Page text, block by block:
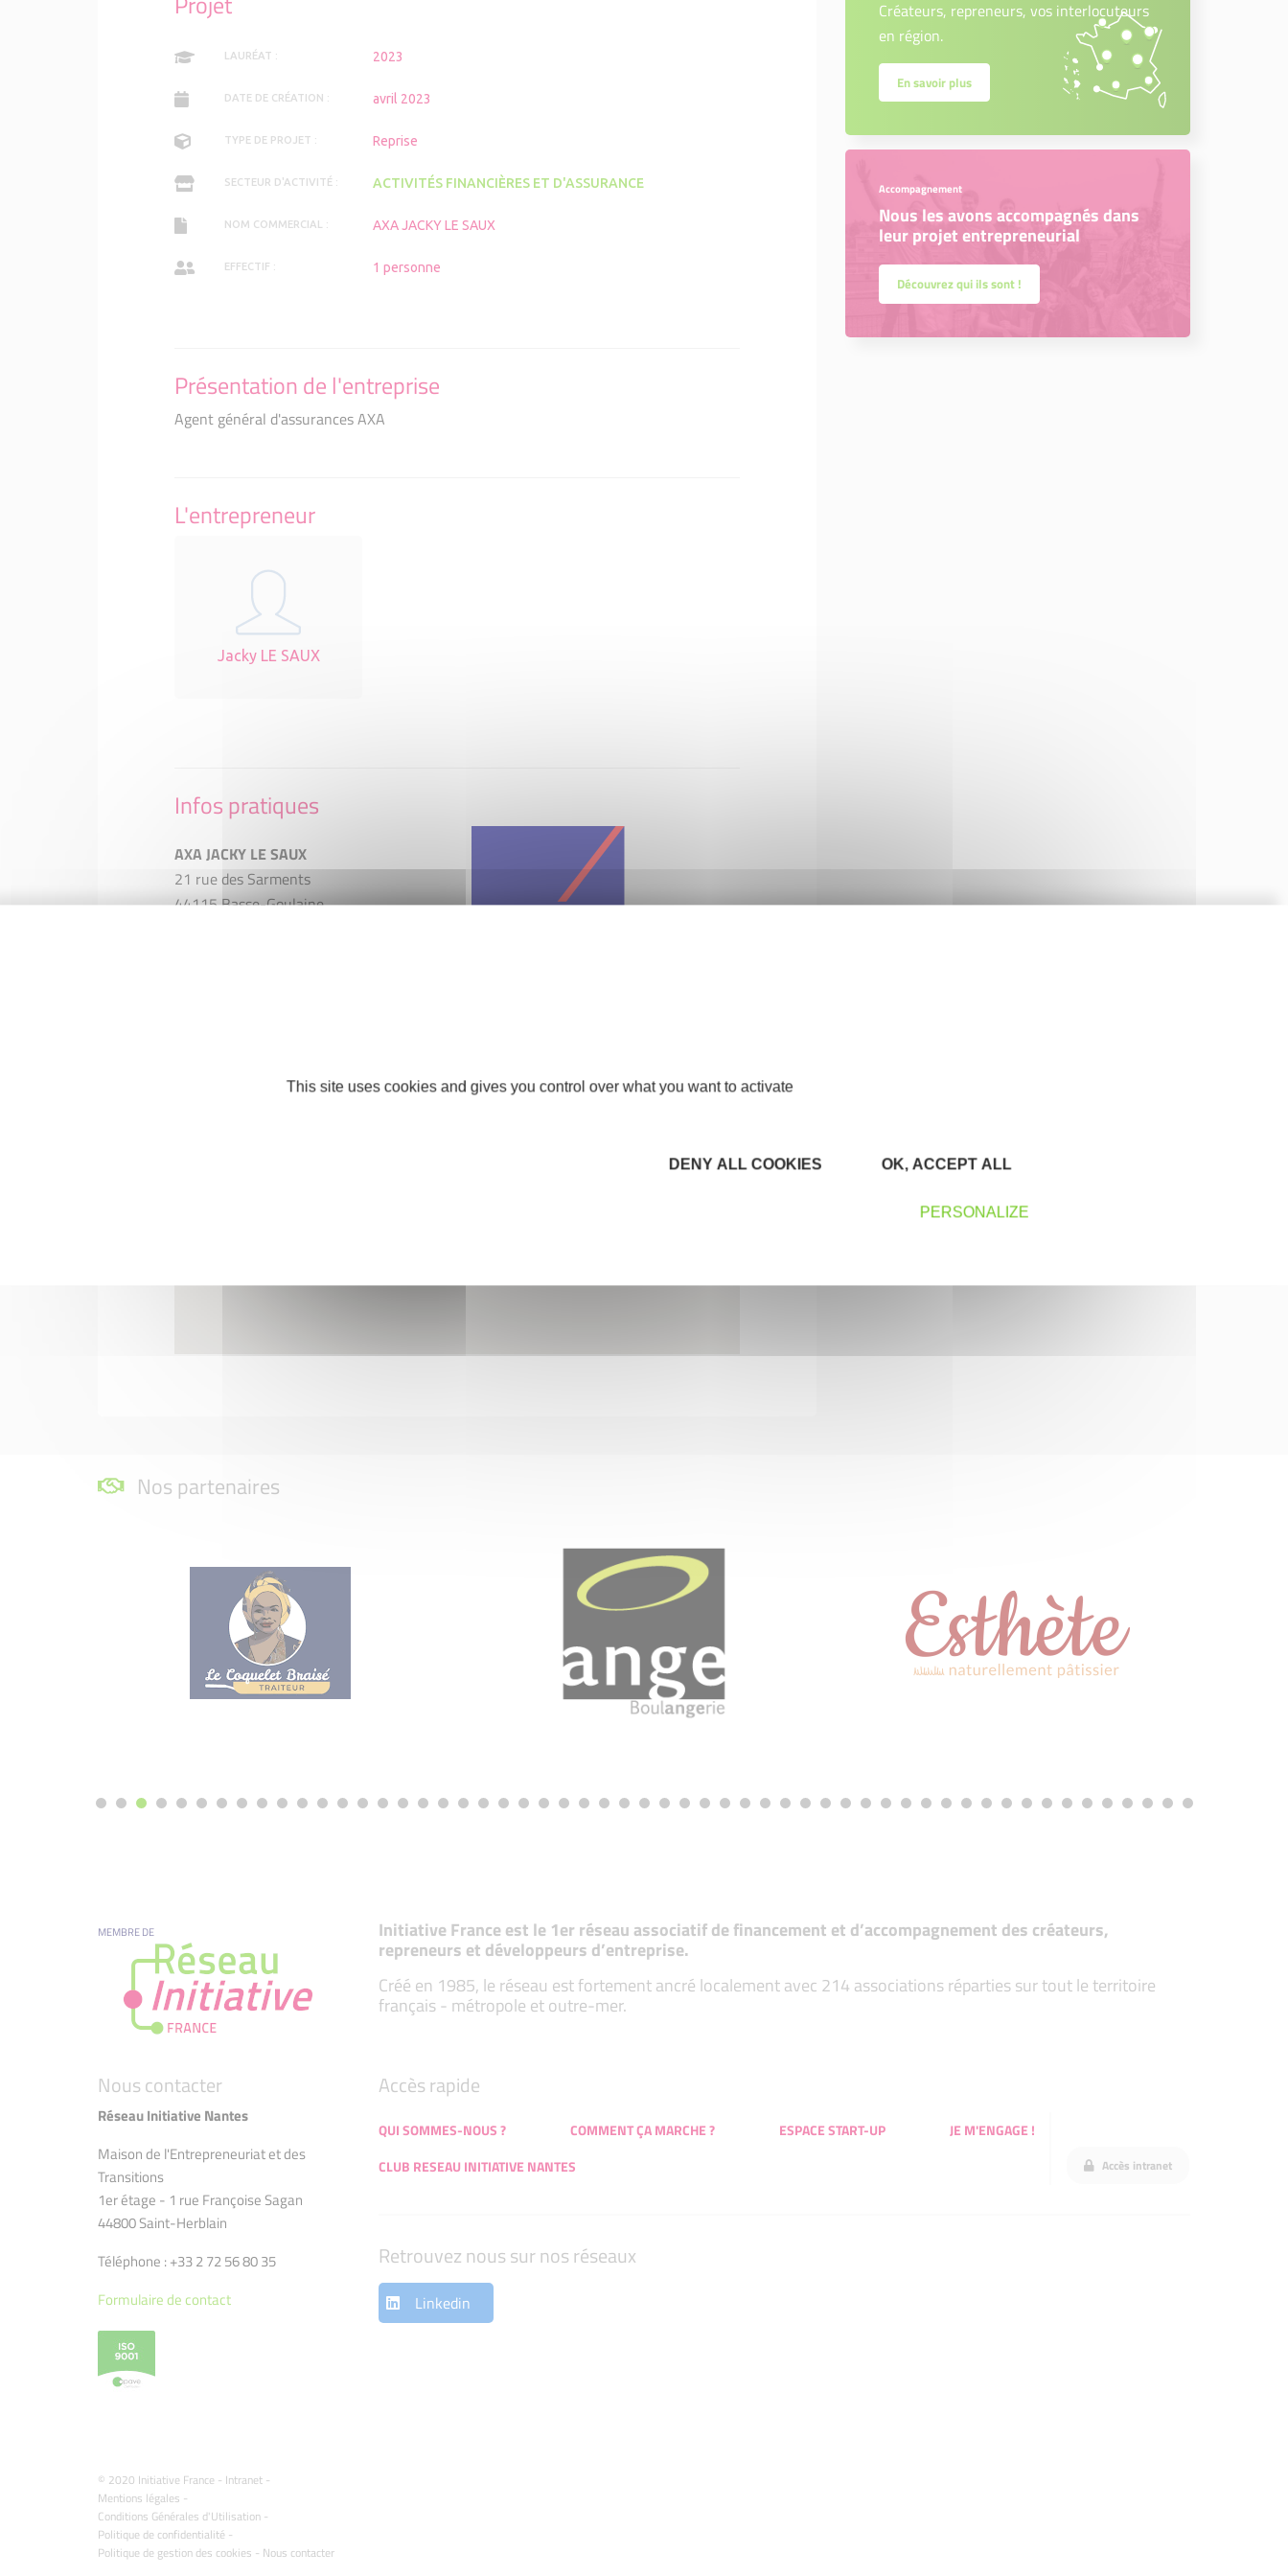
LAURÉAT : 2023
DATE DE CRÉATION : avril 2023
TYPE DE PROJET : Reprise
SECTEUR D'ACTIVITÉ : ACTIVITÉS FINANCIÈRES ET D'ASSURANCE
NOM COMMERCIAL : AXA JACKY LE SAUX
EFFECTIF : 1 personne
Présentation de l'entreprise
Agent général d'assurances AXA
L'entrepreneur
Jacky LE SAUX
Infos pratiques
AXA JACKY LE SAUX
21 rue des Sarments
44115 Basse-Goulaine
Créateurs, repreneurs, vos interlocuteurs
en région.
En savoir plus
Accompagnement
Nous les avons accompagnés dans
leur projet entrepreneurial
Découvrez qui ils sont !
Nos partenaires
MEMBRE DE Initiative France est le 1er réseau associatif de financement et d’accompagnement des créateurs,
repreneurs et développeurs d’entreprise.
Créé en 1985, le réseau est fortement ancré localement avec 214 associations réparties sur tout le territoire
français - métropole et outre-mer.
Nous contacter
Réseau Initiative Nantes
Maison de l'Entrepreneuriat et des
Transitions
1er étage - 1 rue Françoise Sagan
44800 Saint-Herblain
Téléphone : +33 2 72 56 80 35
Formulaire de contact
© 2020 Initiative France - Intranet -
Mentions légales -
Conditions Générales d'Utilisation -
Politique de confidentialité -
Politique de gestion des cookies - Nous contacter
Accès rapide
QUI SOMMES-NOUS ? COMMENT ÇA MARCHE ? ESPACE START-UP
JE M'ENGAGE !
CLUB RESEAU INITIATIVE NANTES
Accès intranet
Retrouvez nous sur nos réseaux
Linkedin
This site uses cookies and gives you control over what you want to activate
OK, ACCEPT ALL
DENY ALL COOKIES
PERSONALIZE